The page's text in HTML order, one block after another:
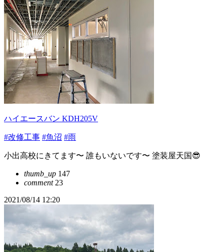
ハイエースバン KDH205V
#改修工事 #魚沼 #雨
小出高校にきてます〜 誰もいないです〜 塗装屋天国😎
thumb_up 147
comment23
2021/08/14 12:20